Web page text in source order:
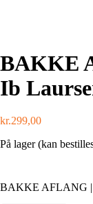
BAKKE
Ib
kr.299,00
På lager (kan
BAKKE AFLANG |